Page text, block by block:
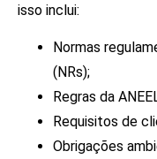
isso inclui:
Normas
(NRs);
Regras da
Requisitos de
Obrigações